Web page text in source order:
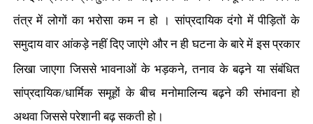
तंत्र में लोगों का भरोसा कम न हो । सांप्रदायिक दंगो में पीड़ितों के
समुदाय वार आंकड़े नहीं दिए जाएंगे और न ही घटना के बारे में इस प्रकार
लिखा जाएगा जिससे भावनाओं के भड़कने,तनाव के बढ़ने या संबंधित
सांप्रदायिक/धार्मिक समूहों के बीच मनोमालिन्य बढ़ने की संभावना हो
अथवा जिससे परेशानी बढ़ सकती हो।